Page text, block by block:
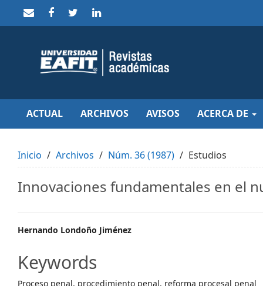
to
Main
Navigation
Content
Sidebar
ACTUAL ARCHIVOS AVISOS ACERCA DE
Inicio Archivos Núm. 36 (1987) Estudios
Innovaciones fundamentales en el
Main
Article
Content
Hernando Londoño Jiménez
Keywords
Proceso penal, procedimiento penal, reforma procesal penal